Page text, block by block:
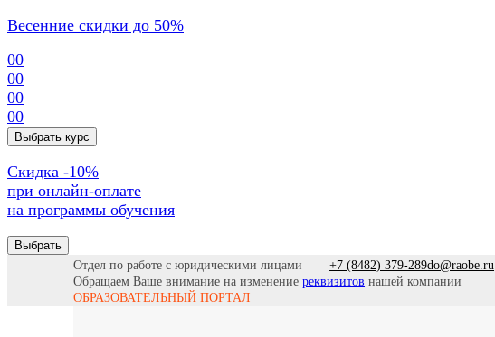
Весенние скидки до 50%
00
00
00
00
Выбрать курс
Cкидка -10%
при онлайн-оплате
на программы обучения
Выбрать
Отдел по работе с юридическими лицами
+7 (8482) 379-289do@raobe.ru
Обращаем Ваше внимание на изменениереквизитов нашей компании
ОБРАЗОВАТЕЛЬНЫЙ ПОРТАЛ